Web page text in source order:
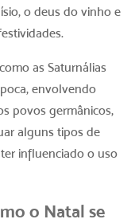
o deus do vinho e
as Saturnálias
envolvendo
povos germânicos,
alguns tipos de
influenciado o uso
o Natal se